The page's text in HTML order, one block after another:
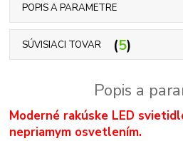
POPIS A PARAMETRE
SÚVISIACI TOVAR 5
Popis a
Moderné rakúske LED
nepriamym osvetlením.